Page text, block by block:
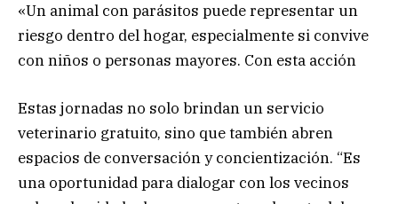
«Un animal con parásitos puede representar un
riesgo dentro del hogar, especialmente si convive
con niños o personas mayores. Con esta acción
Estas jornadas no solo brindan un servicio
veterinario gratuito, sino que también abren
espacios de conversación y concientización. “Es
una oportunidad para dialogar con los vecinos